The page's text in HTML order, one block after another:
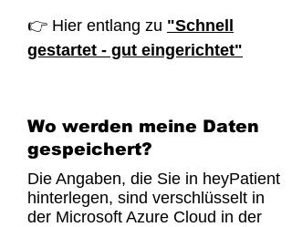
👉 Hier entlang zu "Schnell
gestartet - gut eingerichtet"
Wo werden meine Daten
gespeichert?
Die Angaben, die Sie in heyPatient
hinterlegen, sind verschlüsselt in
der Microsoft Azure Cloud in der